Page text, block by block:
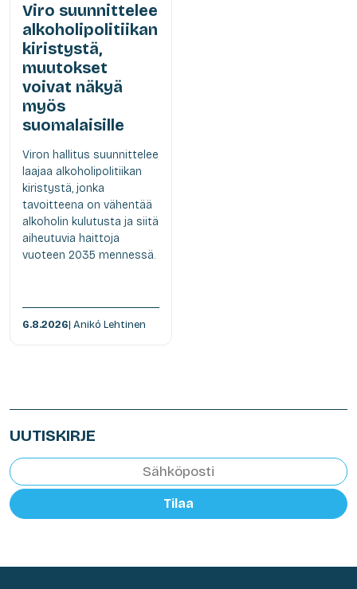
Viro suunnittelee
alkoholipolitiikan
kiristystä,
muutokset
voivat näkyä
myös
suomalaisille
Viron hallitus suunnittelee
laajaa alkoholipolitiikan
kiristystä, jonka
tavoitteena on vähentää
alkoholin kulutusta ja siitä
aiheutuvia haittoja
vuoteen 2035 mennessä.
6.8.2026| Anikó Lehtinen
UUTISKIRJE
Tilaa